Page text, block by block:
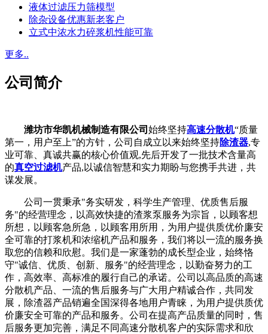
液体过滤压力筛模型
除杂设备优惠新老客户
立式中浓水力碎浆机性能可靠
更多..
公司简介
潍坊市华凯机械制造有限公司 始终坚持高速分散机“质量
第一，用户至上”的方针，公司自成立以来始终坚持除渣器,专
业可靠、真诚共赢的核心价值观,先后开发了一批技术含量高
的真空过滤机产品,以诚信智慧和实力期盼与您携手共进，共
谋发展。
公司一贯秉承"务实研发，科学生产管理、优质售后服
务"的经营理念，以高效快捷的渣浆泵服务为宗旨，以顾客想
所想，以顾客急所急，以顾客用所用，为用户提供质优价廉安
全可靠的打浆机和浓缩机产品和服务，我们将以一流的服务换
取您的信赖和欣慰。我们是一家蓬勃的成长型企业，始终恪
守"诚信、优质、创新、服务"的经营理念，以勤奋努力的工
作，高效率、高标准的履行自己的承诺。公司以高品质的高速
分散机产品、一流的售后服务与广大用户精诚合作，共同发
展，除渣器产品销遍全国深得各地用户青睐，为用户提供质优
价廉安全可靠的产品和服务。公司在提高产品质量的同时，售
后服务更加完善，满足不同高速分散机客户的实际需求和欣